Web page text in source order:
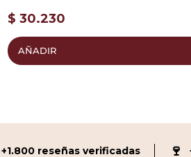
$ 30.230
AÑADIR
reseñas verificadas